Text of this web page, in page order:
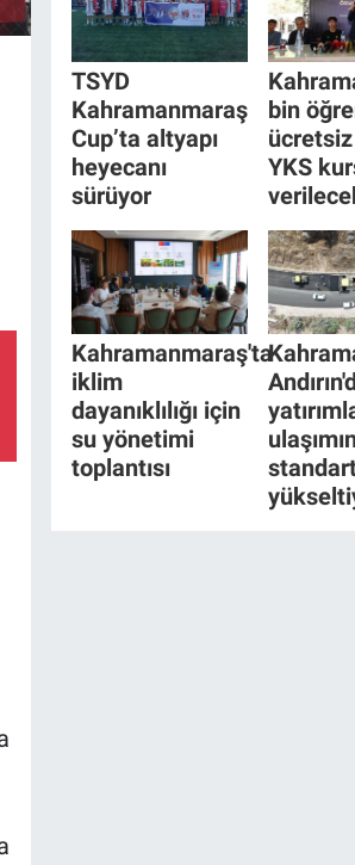
TSYD
Kahramanmaraş
Cup’ta altyapı
heyecanı
sürüyor
bin
YKS
Kahramanmaraş'ta
iklim
dayanıklılığı için
su yönetimi
toplantısı